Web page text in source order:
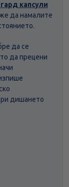
капсули
да намалите
да се
да прецени
дишането